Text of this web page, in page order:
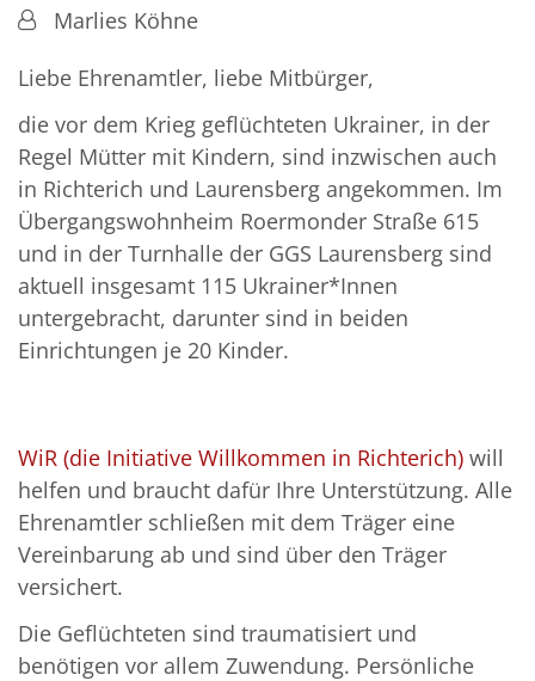
Von:Marlies Köhne
Liebe Ehrenamtler, liebe Mitbürger,
die vor dem Krieg geflüchteten Ukrainer, in der
Regel Mütter mit Kindern, sind inzwischen auch
in Richterich und Laurensberg angekommen. Im
Übergangswohnheim Roermonder Straße 615
und in der Turnhalle der GGS Laurensberg sind
aktuell insgesamt 115 Ukrainer*Innen
untergebracht, darunter sind in beiden
Einrichtungen je 20 Kinder.
WiR (die Initiative Willkommen in Richterich) will
helfen und braucht dafür Ihre Unterstützung. Alle
Ehrenamtler schließen mit dem Träger eine
Vereinbarung ab und sind über den Träger
versichert.
Die Geflüchteten sind traumatisiert und
benötigen vor allem Zuwendung. Persönliche